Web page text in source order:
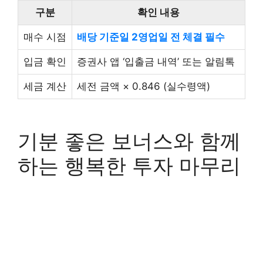
구분 확인 내용
매수 시점 배당 기준일 2영업일 전 체결 필수
입금 확인 증권사 앱 ‘입출금 내역’ 또는 알림톡
세금 계산 세전 금액 × 0.846 (실수령액)
기분 좋은 보너스와 함께
하는 행복한 투자 마무리